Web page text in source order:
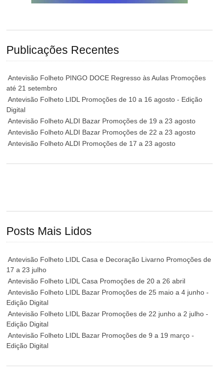
Publicações Recentes
Antevisão Folheto PINGO DOCE Regresso às Aulas Promoções
até 21 setembro
Antevisão Folheto LIDL Promoções de 10 a 16 agosto - Edição
Digital
Antevisão Folheto ALDI Bazar Promoções de 19 a 23 agosto
Antevisão Folheto ALDI Bazar Promoções de 22 a 23 agosto
Antevisão Folheto ALDI Promoções de 17 a 23 agosto
Posts Mais Lidos
Antevisão Folheto LIDL Casa e Decoração Livarno Promoções de
17 a 23 julho
Antevisão Folheto LIDL Casa Promoções de 20 a 26 abril
Antevisão Folheto LIDL Bazar Promoções de 25 maio a 4 junho -
Edição Digital
Antevisão Folheto LIDL Bazar Promoções de 22 junho a 2 julho -
Edição Digital
Antevisão Folheto LIDL Bazar Promoções de 9 a 19 março -
Edição Digital